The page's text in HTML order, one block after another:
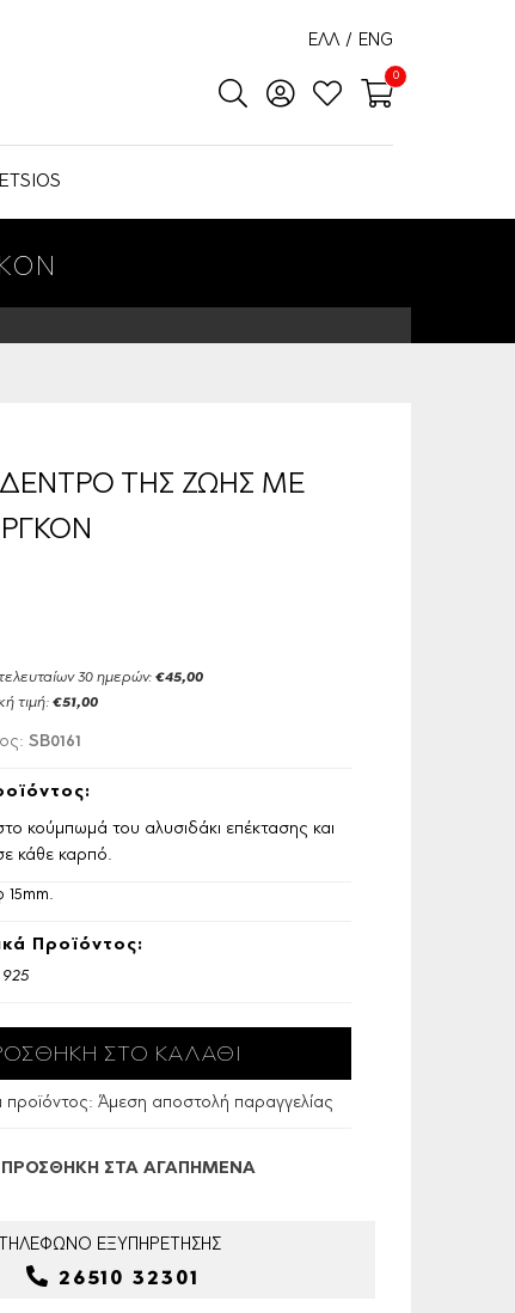
ΕΛΛ / ENG
0
ΔΕΝΤΡΟ ΤΗΣ ΖΩΗΣ ΜΕ
30 ημερών: €45,00
τιμή: €51,00
SB0161
στο κούμπωμά του αλυσιδάκι επέκτασης και
κάθε καρπό.
15mm.
Προϊόντος:
προϊόντος: Άμεση αποστολή παραγγελίας
ΠΡΟΣΘΗΚΗ ΣΤΑ ΑΓΑΠΗΜΕΝΑ
ΤΗΛΕΦΩΝΟ ΕΞΥΠΗΡΕΤΗΣΗΣ
26510 32301